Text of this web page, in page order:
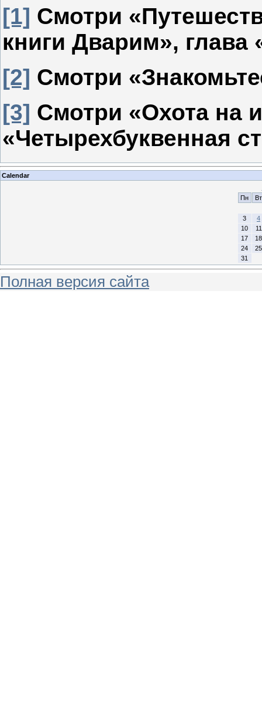
[1] Смотри
книги Дварим», глава
[2] Смотри
[3] Смотри «Охота на
«Четырехбуквенная
Calendar
Пн
Вт
3
4
10
11
17
18
24
25
31
Полная версия сайта